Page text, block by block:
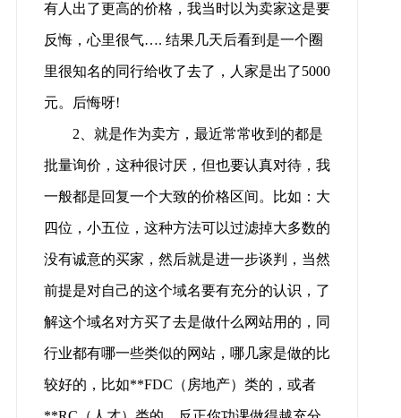
有人出了更高的价格，我当时以为卖家这是要
反悔，心里很气…. 结果几天后看到是一个圈
里很知名的同行给收了去了，人家是出了5000
元。后悔呀!
2、就是作为卖方，最近常常收到的都是
批量询价，这种很讨厌，但也要认真对待，我
一般都是回复一个大致的价格区间。比如：大
四位，小五位，这种方法可以过滤掉大多数的
没有诚意的买家，然后就是进一步谈判，当然
前提是对自己的这个域名要有充分的认识，了
解这个域名对方买了去是做什么网站用的，同
行业都有哪一些类似的网站，哪几家是做的比
较好的，比如**FDC（房地产）类的，或者